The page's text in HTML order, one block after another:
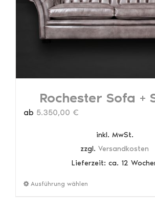
Rochester Sofa +
ab 5.350,00 €
inkl. MwSt.
zzgl. Versandkosten
Lieferzeit: ca. 12
Ausführung wählen